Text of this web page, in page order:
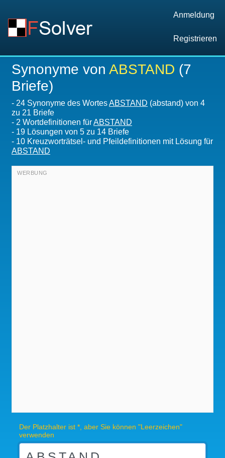
Anmeldung
Registrieren
Synonyme von ABSTAND (7
Briefe)
- 24 Synonyme des WortesABSTAND (abstand) von 4
zu 21 Briefe
- 2 Wortdefinitionen fürABSTAND
- 19 Lösungen von 5 zu 14 Briefe
- 10 Kreuzworträtsel- und Pfeildefinitionen mit Lösung für
ABSTAND
Der Platzhalter ist *, aber Sie können "Leerzeichen"
verwenden